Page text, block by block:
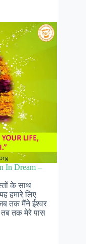
In Dream –
के साथ
हमारे लिए
तक मैंने ईश्वर
तब तक मेरे पास